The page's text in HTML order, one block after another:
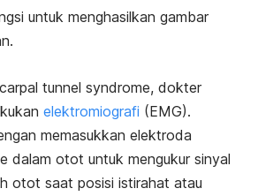
untuk menghasilkan gambar
carpal tunnel syndrome, dokter
elektromiografi (EMG).
memasukkan elektroda
dalam otot untuk mengukur sinyal
otot saat posisi istirahat atau